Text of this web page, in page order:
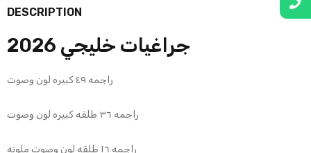
DESCRIPTION
جراغيات خليجي 2026
راجمه ٤٩ كبيره لون وصوت
راجمه ٣٦ طلقه كبيره لون وصوت
راجمه ١٦ طلقه لون وصوت ملونه